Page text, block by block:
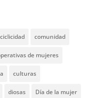
ciclicidad comunidad
de mujeres
culturas
diosas Día de la mujer